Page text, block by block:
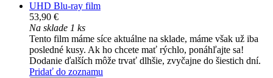
UHD Blu-ray film
53,90 €
Na sklade 1 ks
Tento film máme síce aktuálne na sklade, máme však už iba
posledné kusy. Ak ho chcete mať rýchlo, ponáhľajte sa!
Dodanie ďalších môže trvať dlhšie, zvyčajne do šiestich dní.
Pridať do zoznamu